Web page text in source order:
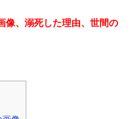
像、溺死した理由、世間の